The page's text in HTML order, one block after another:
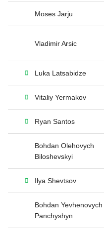
Moses Jarju
Vladimir Arsic
Luka Latsabidze
Vitaliy Yermakov
Ryan Santos
Bohdan Olehovych
Biloshevskyi
Ilya Shevtsov
Bohdan Yevhenovych
Panchyshyn